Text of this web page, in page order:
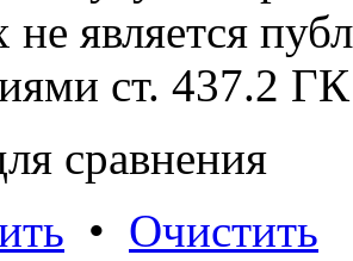
не является
cт. 437.2
сравнения
• Очистить